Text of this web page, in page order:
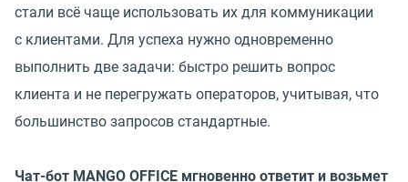
стали всё чаще использовать их для коммуникации
с клиентами. Для успеха нужно одновременно
выполнить две задачи: быстро решить вопрос
клиента и не перегружать операторов, учитывая, что
большинство запросов стандартные.
Чат-бот MANGO OFFICE мгновенно ответит и возьмет